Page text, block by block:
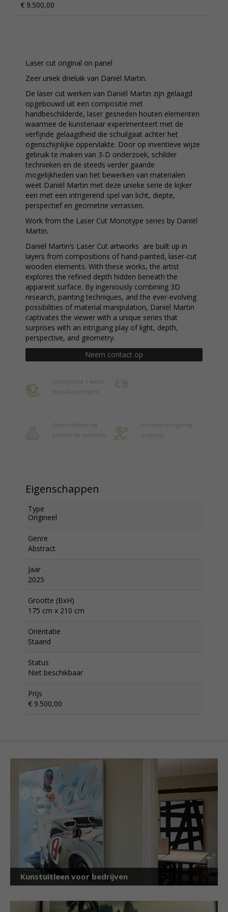
€ 9.500,00
Laser cut original on panel
Zeer uniek drieluik van Daniël Martin.
De laser cut werken van Daniél Martin zijn gelaagd
opgebouwd uit een compositie met
handbeschilderde, laser gesneden houten elementen
waarmee de kunstenaar experimenteert met de
verfijnde gelaagdheid die schuilgaat achter het
ogenschijnlijke oppervlakte. Door op inventieve wijze
gebruik te maken van 3-D onderzoek, schilder
technieken en de steeds verder gaande
mogelijkheden van het bewerken van materialen
weet Daniël Martin met deze unieke serie de kijker
een met een intrigerend spel van licht, diepte,
perspectief en geometrie verrassen.
Work from the Laser Cut Monotype series by Daniël
Martin.
Daniël Martin’s Laser Cut artworks are built up in
layers from compositions of hand-painted, laser-cut
wooden elements. With these works, the artist
explores the refined depth hidden beneath the
apparent surface. By ingeniously combining 3D
research, painting techniques, and the ever-evolving
possibilities of material manipulation, Daniël Martin
captivates the viewer with a unique series that
surprises with an intriguing play of light, depth,
perspective, and geometry.
Neem contact op
Vrijblijvend 1 week
thuis bezichtigen
Gratis aflevering
binnen de randstad
Kunstkoopregeling
mogelijk
Eigenschappen
Type
Origineel
Genre
Abstract
Jaar
2025
Grootte (BxH)
175 cm x 210 cm
Oriëntatie
Staand
Status
Niet beschikbaar
Prijs
€ 9.500,00
Kunstuitleen voor bedrijven